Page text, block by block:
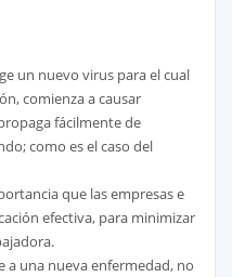
un nuevo virus para el cual
comienza a causar
fácilmente de
como es el caso del
que las empresas e
efectiva, para minimizar
a una nueva enfermedad, no